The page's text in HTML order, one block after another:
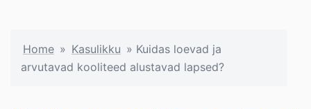
Home » Kasulikku » Kuidas loevad ja
arvutavad kooliteed alustavad lapsed?